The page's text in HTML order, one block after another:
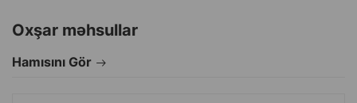
Oxşar məhsullar
Hamısını Gör